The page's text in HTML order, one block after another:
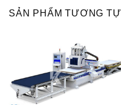
SẢN PHẨM TƯƠNG TỰ